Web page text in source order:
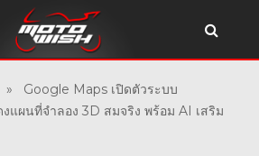
» Google Maps เปิดตัวระบบ
แผนที่จำลอง 3D สมจริง พร้อม AI เสริม